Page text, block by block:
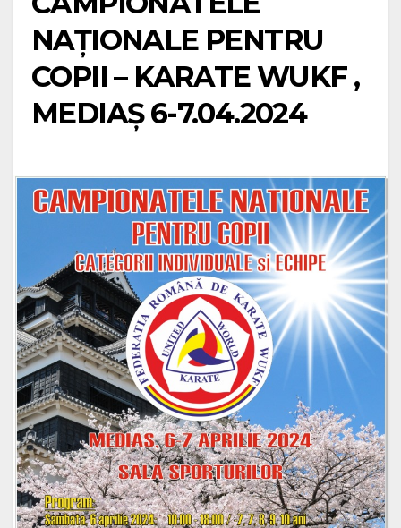
NAȚIONALE PENTRU
COPII – KARATE WUKF ,
MEDIAȘ 6-7.04.2024